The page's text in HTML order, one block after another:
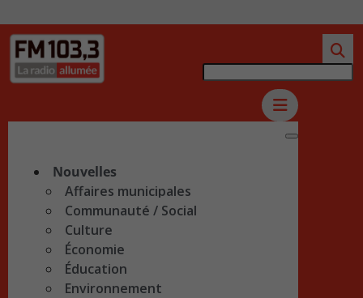
Nouvelles
Affaires municipales
Communauté / Social
Culture
Économie
Éducation
Environnement